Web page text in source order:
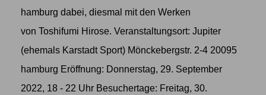
hamburg dabei, diesmal mit den Werken
von Toshifumi Hirose. Veranstaltungsort: Jupiter
(ehemals Karstadt Sport) Mönckebergstr. 2-4 20095
hamburg Eröffnung: Donnerstag, 29. September
2022, 18 - 22 Uhr Besuchertage: Freitag, 30.